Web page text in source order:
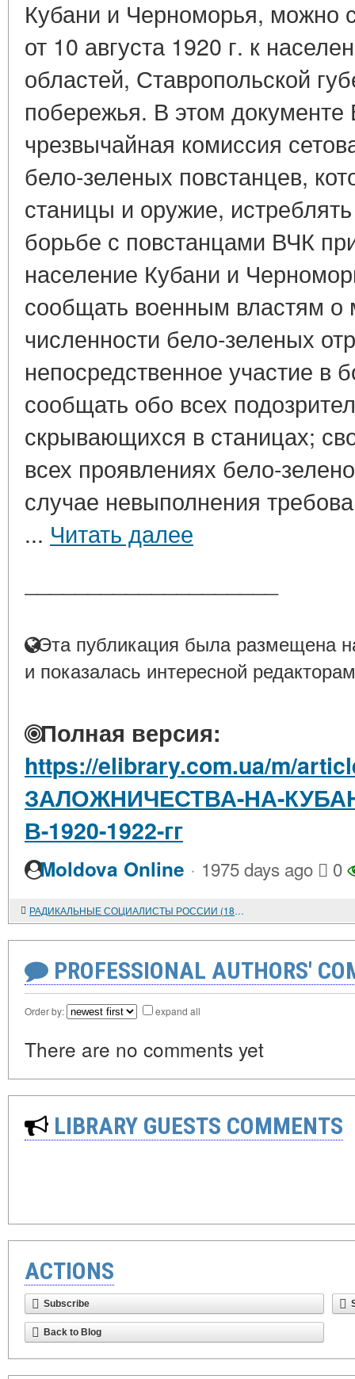
Кубани и Черноморья, можно
от 10 августа 1920 г. к
областей, Ставропольской
побережья. В этом документе
чрезвычайная комиссия
бело-зеленых повстанцев,
станицы и оружие,
борьбе с повстанцами ВЧК
население Кубани и
сообщать военным властям о
численности бело-зеленых
непосредственное участие в
сообщать обо всех
скрывающихся в станицах;
всех проявлениях бело-
случае невыполнения
... Читать далее
Эта публикация была размещена
и показалась интересной
Полная версия:
https://elibrary.com.ua/m/
ЗАЛОЖНИЧЕСТВА-НА-
В-1920-1922-гг
Moldova Online · 1975 days ago 0
РАДИКАЛЬНЫЕ СОЦИАЛИСТЫ РОССИИ (1860 - ПЕРВАЯ ПОЛОВИНА 1880-х гг.) О БУДУЩЕЙ ВЛАСТИ
PROFESSIONAL AUTHORS'
Order by: expand all
There are no comments yet
LIBRARY GUESTS COMMENTS
ACTIONS
Subscribe
Back to Blog